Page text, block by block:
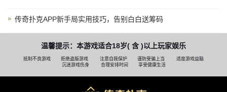
传奇扑克APP新手局实用技巧，告别白白送筹码
温馨提示：本游戏适合18岁( 含 )以上玩家娱乐
抵制不良游戏 拒绝盗版游戏 注意自我保护 谨防受骗上当
适度游戏益脑
沉迷游戏伤身
合理安排时间 享受健康生活